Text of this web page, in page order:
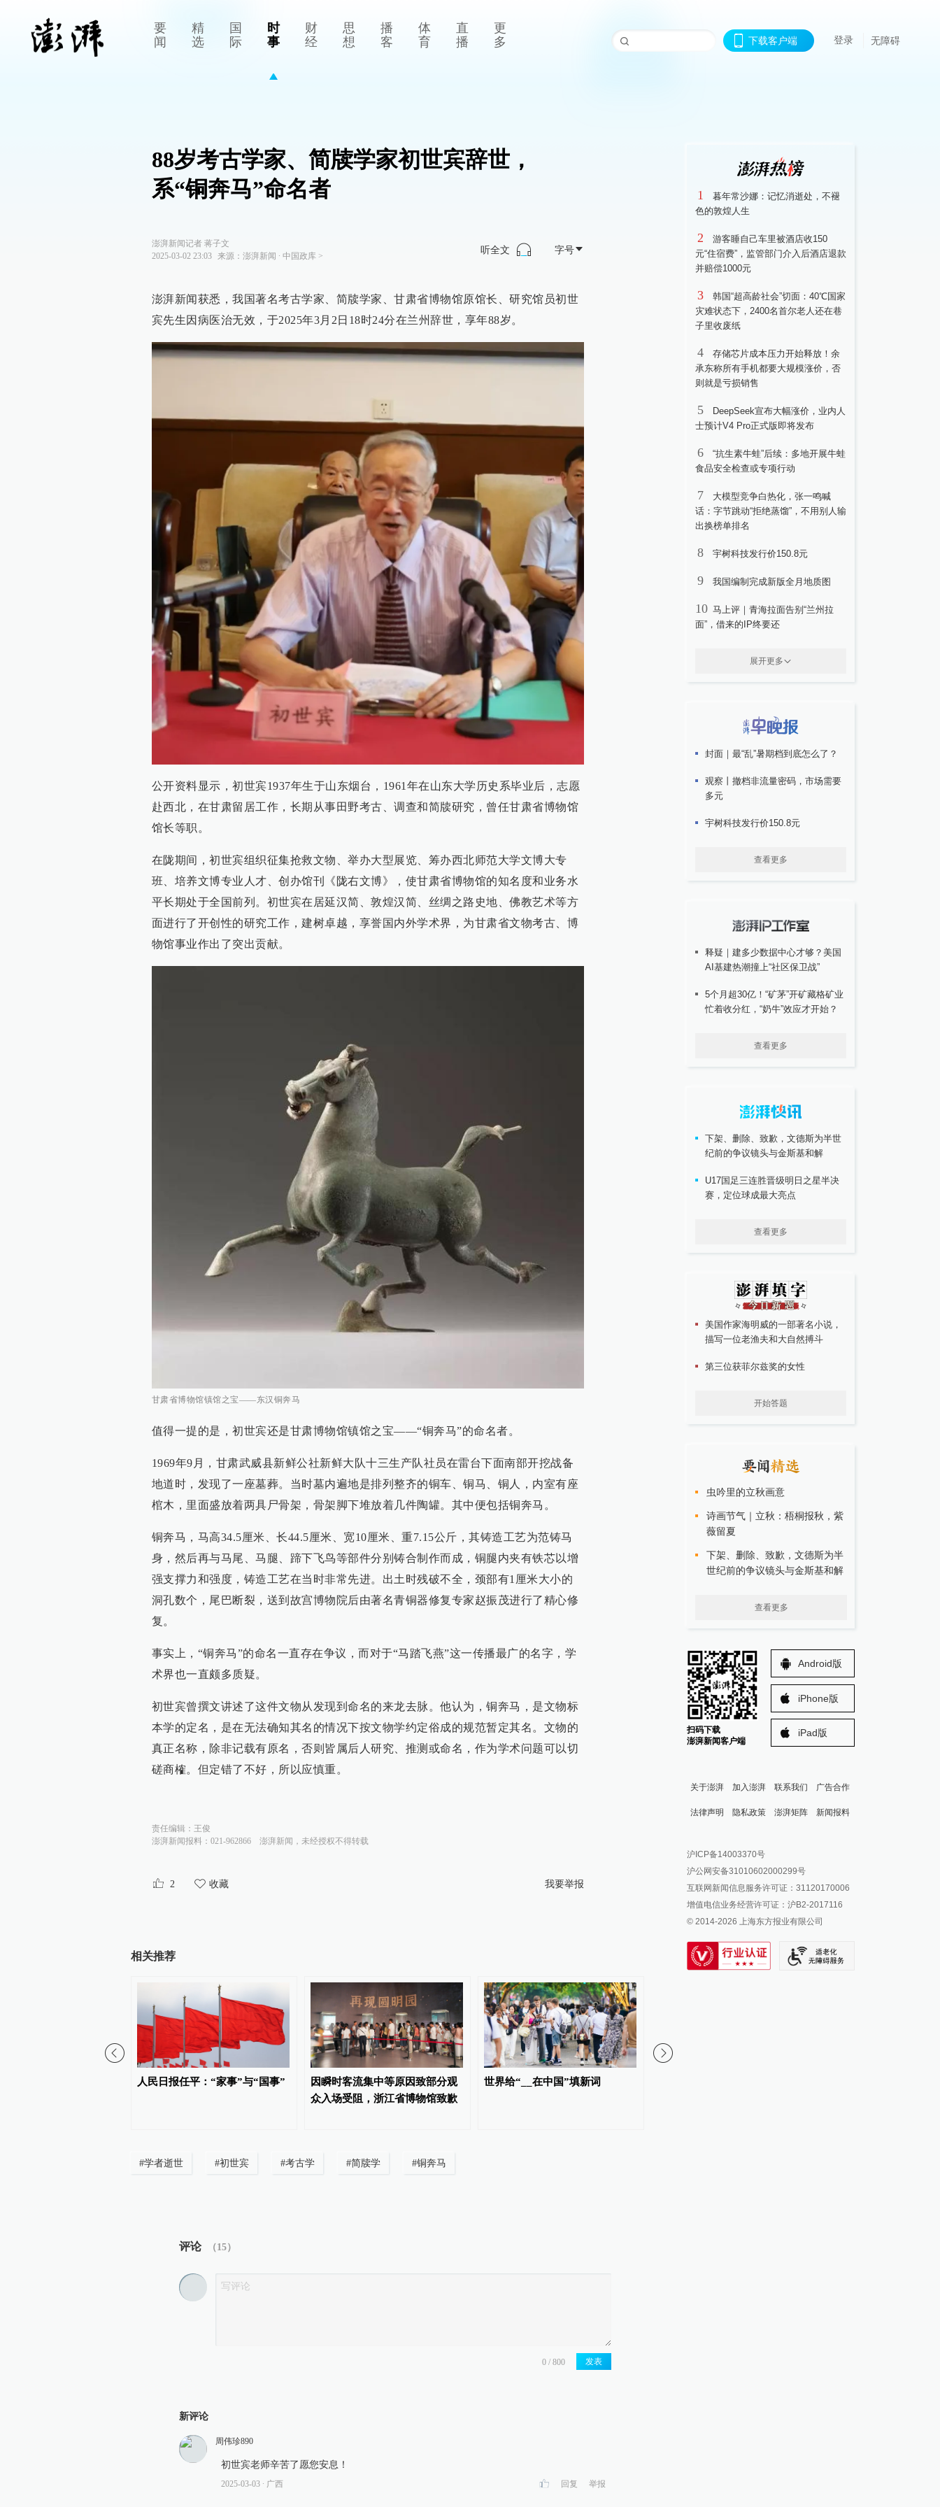
要
闻
精
选
国
际
时
事
财
经
思
想
播
客
体
育
直
播
更
多
下载客户端 登录 无障碍
88岁考古学家、简牍学家初世宾辞世，
系“铜奔马”命名者
澎湃新闻记者 蒋子文
2025-03-02 23:03
来源： 澎湃新闻 ∙ 中国政库>
听全文 字号
澎湃新闻获悉，我国著名考古学家、简牍学家、甘肃省博物馆原馆长、研究馆员初世
宾先生因病医治无效，于2025年3月2日18时24分在兰州辞世，享年88岁。
公开资料显示，初世宾1937年生于山东烟台，1961年在山东大学历史系毕业后，志愿
赴西北，在甘肃留居工作，长期从事田野考古、调查和简牍研究，曾任甘肃省博物馆
馆长等职。
在陇期间，初世宾组织征集抢救文物、举办大型展览、筹办西北师范大学文博大专
班、培养文博专业人才、创办馆刊《陇右文博》，使甘肃省博物馆的知名度和业务水
平长期处于全国前列。初世宾在居延汉简、敦煌汉简、丝绸之路史地、佛教艺术等方
面进行了开创性的研究工作，建树卓越，享誉国内外学术界，为甘肃省文物考古、博
物馆事业作出了突出贡献。
甘肃省博物馆镇馆之宝——东汉铜奔马
值得一提的是，初世宾还是甘肃博物馆镇馆之宝——“铜奔马”的命名者。
1969年9月，甘肃武威县新鲜公社新鲜大队十三生产队社员在雷台下面南部开挖战备
地道时，发现了一座墓葬。当时墓内遍地是排列整齐的铜车、铜马、铜人，内室有座
棺木，里面盛放着两具尸骨架，骨架脚下堆放着几件陶罐。其中便包括铜奔马。
铜奔马，马高34.5厘米、长44.5厘米、宽10厘米、重7.15公斤，其铸造工艺为范铸马
身，然后再与马尾、马腿、蹄下飞鸟等部件分别铸合制作而成，铜腿内夹有铁芯以增
强支撑力和强度，铸造工艺在当时非常先进。出土时残破不全，颈部有1厘米大小的
洞孔数个，尾巴断裂，送到故宫博物院后由著名青铜器修复专家赵振茂进行了精心修
复。
事实上，“铜奔马”的命名一直存在争议，而对于“马踏飞燕”这一传播最广的名字，学
术界也一直颇多质疑。
初世宾曾撰文讲述了这件文物从发现到命名的来龙去脉。他认为，铜奔马，是文物标
本学的定名，是在无法确知其名的情况下按文物学约定俗成的规范暂定其名。文物的
真正名称，除非记载有原名，否则皆属后人研究、推测或命名，作为学术问题可以切
磋商榷。但定错了不好，所以应慎重。
责任编辑： 王俊
澎湃新闻报料：021-962866
澎湃新闻，未经授权不得转载
2 收藏 我要举报
相关推荐
人民日报任平：“家事”与“国事”
因瞬时客流集中等原因致部分观
众入场受阻，浙江省博物馆致歉
世界给“__在中国”填新词
#学者逝世 #初世宾 #考古学 #简牍学 #铜奔马
评论 （15）
发表
新评论
周伟珍890
初世宾老师辛苦了愿您安息！
2025-03-03 ∙ 广西 回复 举报
1
暮年常沙娜：记忆消逝处，不褪
色的敦煌人生
2
游客睡自己车里被酒店收150
元“住宿费”，监管部门介入后酒店退款
并赔偿1000元
3
韩国“超高龄社会”切面：40℃国家
灾难状态下，2400名首尔老人还在巷
子里收废纸
4
存储芯片成本压力开始释放！余
承东称所有手机都要大规模涨价，否
则就是亏损销售
5
DeepSeek宣布大幅涨价，业内人
士预计V4 Pro正式版即将发布
6
“抗生素牛蛙”后续：多地开展牛蛙
食品安全检查或专项行动
7
大模型竞争白热化，张一鸣喊
话：字节跳动“拒绝蒸馏”，不用别人输
出换榜单排名
8 宇树科技发行价150.8元
9 我国编制完成新版全月地质图
10 马上评｜青海拉面告别“兰州拉
面”，借来的IP终要还
展开更多
封面｜最“乱”暑期档到底怎么了？
观察丨撤档非流量密码，市场需要
多元
宇树科技发行价150.8元
查看更多
释疑｜建多少数据中心才够？美国
AI基建热潮撞上“社区保卫战”
5个月超30亿！“矿茅”开矿藏格矿业
忙着收分红，“奶牛”效应才开始？
查看更多
下架、删除、致歉，文德斯为半世
纪前的争议镜头与金斯基和解
U17国足三连胜晋级明日之星半决
赛，定位球成最大亮点
查看更多
美国作家海明威的一部著名小说，
描写一位老渔夫和大自然搏斗
第三位获菲尔兹奖的女性
开始答题
虫吟里的立秋画意
诗画节气｜立秋：梧桐报秋，紫
薇留夏
下架、删除、致歉，文德斯为半
世纪前的争议镜头与金斯基和解
查看更多
扫码下载
澎湃新闻客户端
Android版
iPhone版
iPad版
关于澎湃 加入澎湃 联系我们 广告合作
法律声明 隐私政策 澎湃矩阵
澎湃新闻公众号
澎湃新闻抖音号
派生万物开放平台
IP SHANGHAI
SIXTH TONE
新闻报料
报料邮箱: news@thepaper.cn
沪ICP备14003370号
沪公网安备31010602000299号
互联网新闻信息服务许可证：31120170006
增值电信业务经营许可证：沪B2-2017116
© 2014-2026 上海东方报业有限公司